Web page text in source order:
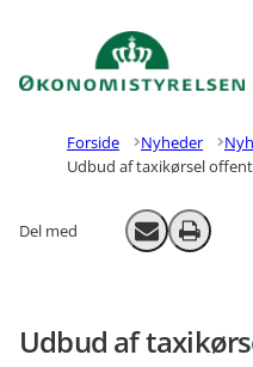
Gå til forsiden
Forside Nyheder
Udbud af taxikørsel
Del med Send email
Print
Udbud af